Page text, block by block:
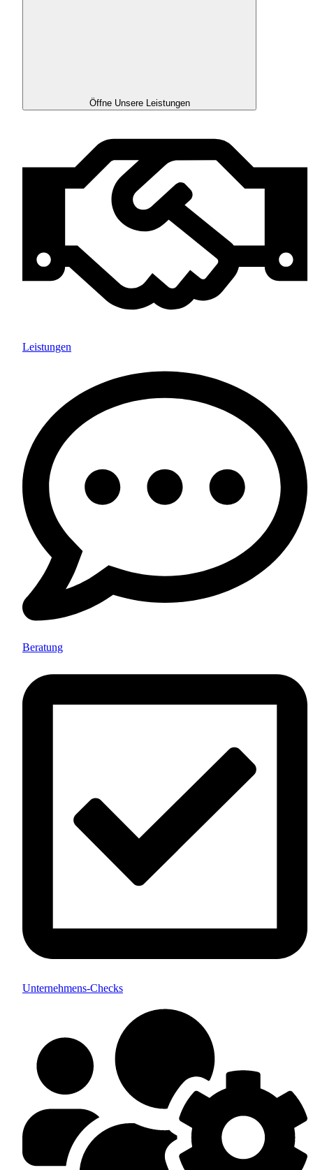
Öffne Unsere Leistungen
Leistungen
Beratung
Unternehmens-Checks